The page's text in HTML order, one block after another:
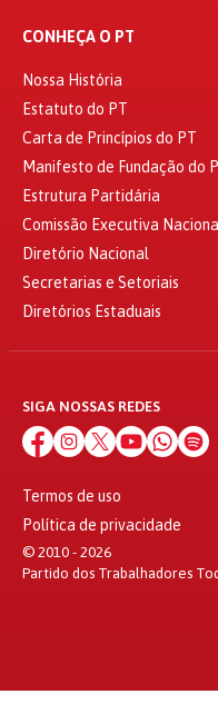
CONHEÇA O PT
Nossa História
Estatuto do PT
Carta de Princípios do PT
Manifesto de Fundação do
Estrutura Partidária
Comissão Executiva
Diretório Nacional
Secretarias e Setoriais
Diretórios Estaduais
SIGA NOSSAS REDES
Termos de uso
Política de privacidade
© 2010 - 2026
Partido dos Trabalhadores